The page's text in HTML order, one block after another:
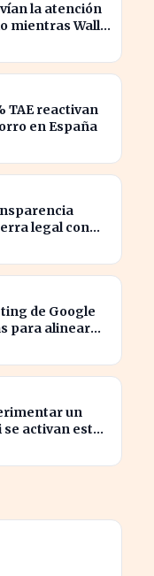
la atención
mientras Wall
TAE reactivan
en España
legal con
de Google
para alinear
un
activan estos